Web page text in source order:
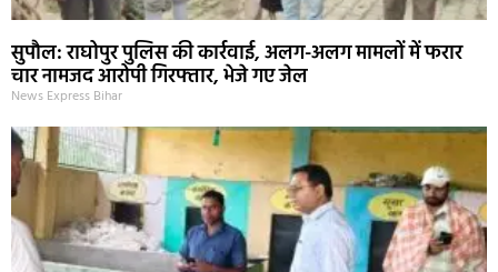
सुपौल: राघोपुर पुलिस की कार्रवाई, अलग-अलग मामलों में फरार
चार नामजद आरोपी गिरफ्तार, भेजे गए जेल
News Express Bihar